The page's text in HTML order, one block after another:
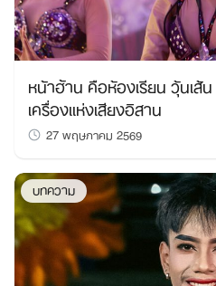
หน้าฮ้าน คือห้องเรียน วุ้นเ
เครื่องแห่งเสียงอิสาน
27 พฤษภาคม 2569
บทความ